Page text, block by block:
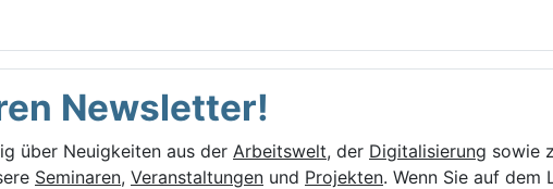
Newsletter!
über Neuigkeiten aus der Arbeitswelt, der Digitalisierung sowie
Seminaren, Veranstaltungen und Projekten. Wenn Sie auf dem